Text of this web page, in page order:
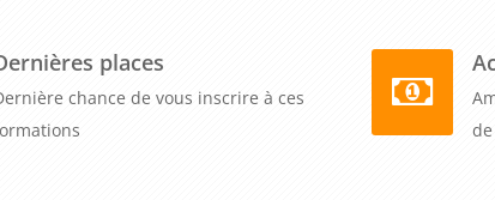
places
chance de vous inscrire à ces